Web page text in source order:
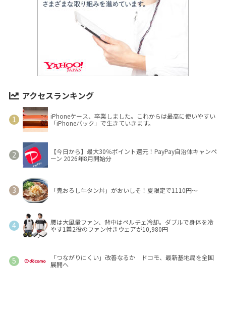
アクセスランキング
iPhoneケース、卒業しました。これからは最高に使いやすい
「iPhoneバック」で生きていきます。
【今日から】最大30％ポイント還元！PayPay自治体キャンペ
ーン 2026年8月開始分
「鬼おろし牛タン丼」がおいしそ！夏限定で1110円～
腰は大風量ファン、背中はペルチェ冷却。ダブルで身体を冷
やす1着2役のファン付きウェアが10,980円
「つながりにくい」改善なるか ドコモ、最新基地局を全国
展開へ